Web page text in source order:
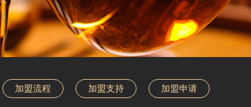
加盟流程 加盟支持 加盟申请